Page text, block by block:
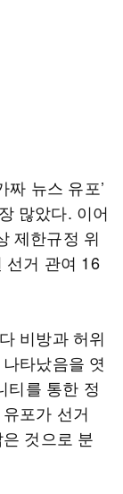
짜 뉴스 유포’
많았다. 이어
제한규정 위
선거 관여 16
비방과 허위
타났음을 엿
티를 통한 정
포가 선거
것으로 분